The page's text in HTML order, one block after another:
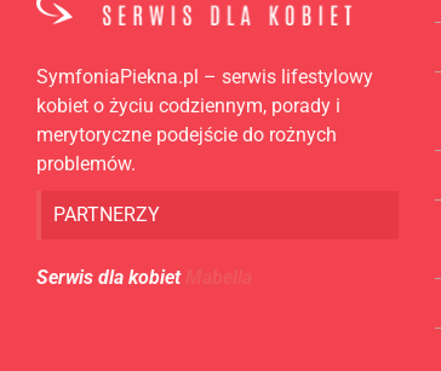
SymfoniaPiekna.pl – serwis lifestylowy
kobiet o życiu codziennym, porady i
merytoryczne podejście do rożnych
problemów.
PARTNERZY
Serwis dla kobiet